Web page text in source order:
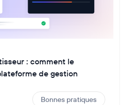
: comment le
de gestion
Bonnes pratiques